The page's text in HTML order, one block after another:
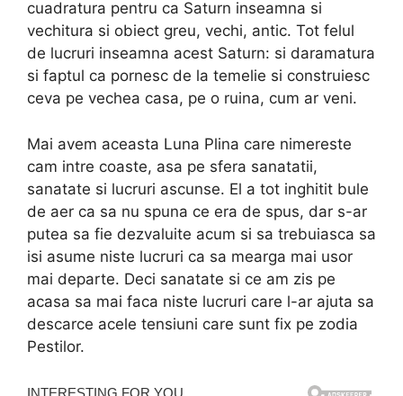
cuadratura pentru ca Saturn inseamna si
vechitura si obiect greu, vechi, antic. Tot felul
de lucruri inseamna acest Saturn: si daramatura
si faptul ca pornesc de la temelie si construiesc
ceva pe vechea casa, pe o ruina, cum ar veni.
Mai avem aceasta Luna Plina care nimereste
cam intre coaste, asa pe sfera sanatatii,
sanatate si lucruri ascunse. El a tot inghitit bule
de aer ca sa nu spuna ce era de spus, dar s-ar
putea sa fie dezvaluite acum si sa trebuiasca sa
isi asume niste lucruri ca sa mearga mai usor
mai departe. Deci sanatate si ce am zis pe
acasa sa mai faca niste lucruri care l-ar ajuta sa
descarce acele tensiuni care sunt fix pe zodia
Pestilor.